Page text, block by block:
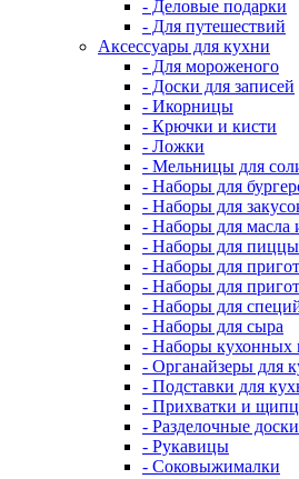
- Деловые подарки
- Для путешествий
Аксессуары для кухни
- Для мороженого
- Доски для записей
- Икорницы
- Крючки и кисти
- Ложки
- Мельницы для
- Наборы для
- Наборы для
- Наборы для масла
- Наборы для пиццы
- Наборы для
- Наборы для
- Наборы для
- Наборы для сыра
- Наборы кухонных
- Органайзеры для
- Подставки для
- Прихватки и
- Разделочные доски
- Рукавицы
- Соковыжималки